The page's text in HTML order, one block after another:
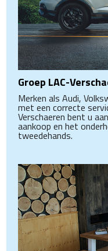
Groep LAC-
Merken als Audi,
met een correcte
Verschaeren bent u
aankoop en het
tweedehands.